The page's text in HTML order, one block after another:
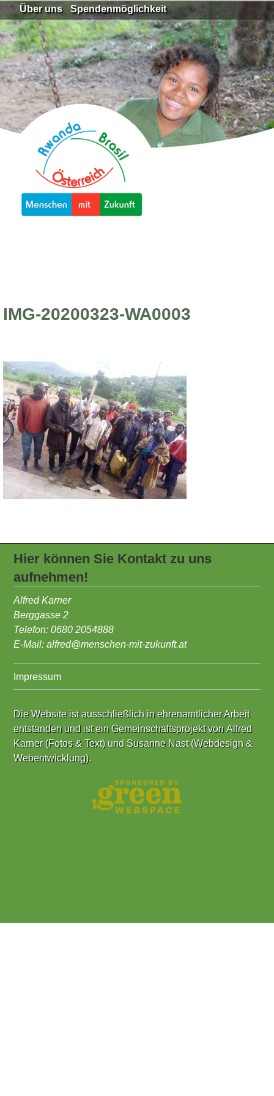
Über uns Spendenmöglichkeit
IMG-20200323-WA0003
Hier können Sie Kontakt zu uns
aufnehmen!
Alfred Karner
Berggasse 2
Telefon: 0680 2054888
E-Mail:alfred@menschen-mit-zukunft.at
Impressum
Die Website ist ausschließlich in ehrenamtlicher Arbeit
entstanden und ist ein Gemeinschaftsprojekt vonAlfred
Karner (Fotos & Text)und Susanne Nast (Webdesign &
Webentwicklung).